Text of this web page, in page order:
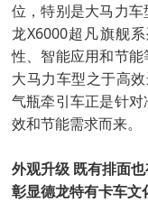
位，特别是大马力
龙X6000超凡旗舰
性、智能应用和节
大马力车型之于高
气瓶牵引车正是针
效和节能需求而来。
外观升级 既有排面
彰显德龙特有卡车文